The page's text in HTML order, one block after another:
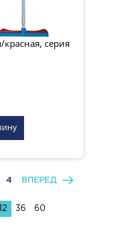
серия
4 ВПЕРЕД
12 36 60